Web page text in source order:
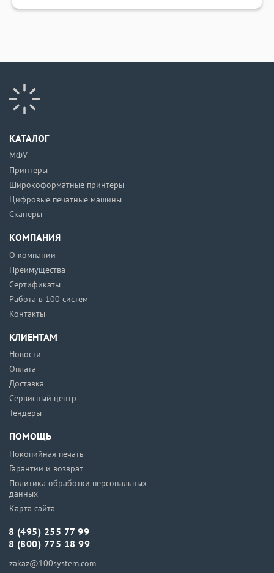
КАТАЛОГ
МФУ
Принтеры
Широкоформатные принтеры
Цифровые печатные машины
Сканеры
КОМПАНИЯ
О компании
Преимущества
Сертификаты
Работа в 100 систем
Контакты
КЛИЕНТАМ
Новости
Оплата
Доставка
Сервисный центр
Тендеры
ПОМОЩЬ
Покопийная печать
Гарантии и возврат
Политика обработки персональных
данных
Карта сайта
8 (495) 255 77 99
8 (800) 775 18 99
zakaz@100system.com